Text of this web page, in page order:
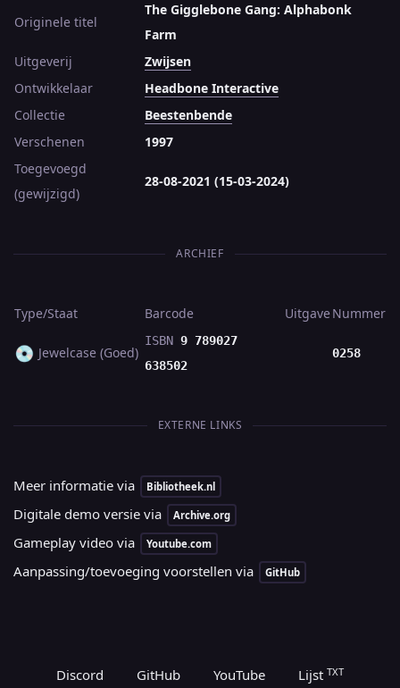
Originele titel
The Gigglebone Gang: Alphabonk
Farm
Uitgeverij
Zwijsen
Ontwikkelaar
Headbone Interactive
Collectie
Beestenbende
Verschenen
1997
Toegevoegd
(gewijzigd)
28-08-2021 (15-03-2024)
ARCHIEF
Type/Staat Barcode UitgaveNummer
💿 Jewelcase (Goed)
ISBN 9 789027
638502
0258
EXTERNE LINKS
Meer informatie via Bibliotheek.nl
Digitale demo versie via Archive.org
Gameplay video via Youtube.com
Aanpassing/toevoeging voorstellen via GitHub
Discord GitHub YouTube Lijst TXT